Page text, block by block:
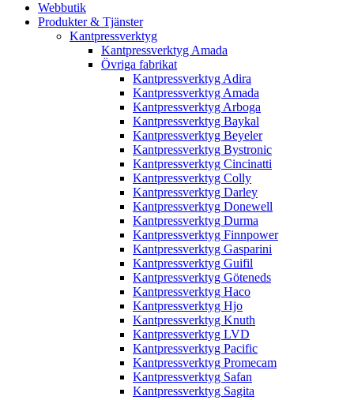
Webbutik
Produkter & Tjänster
Kantpressverktyg
Kantpressverktyg Amada
Övriga fabrikat
Kantpressverktyg Adira
Kantpressverktyg Amada
Kantpressverktyg Arboga
Kantpressverktyg Baykal
Kantpressverktyg Beyeler
Kantpressverktyg Bystronic
Kantpressverktyg Cincinatti
Kantpressverktyg Colly
Kantpressverktyg Darley
Kantpressverktyg Donewell
Kantpressverktyg Durma
Kantpressverktyg Finnpower
Kantpressverktyg Gasparini
Kantpressverktyg Guifil
Kantpressverktyg Göteneds
Kantpressverktyg Haco
Kantpressverktyg Hjo
Kantpressverktyg Knuth
Kantpressverktyg LVD
Kantpressverktyg Pacific
Kantpressverktyg Promecam
Kantpressverktyg Safan
Kantpressverktyg Sagita